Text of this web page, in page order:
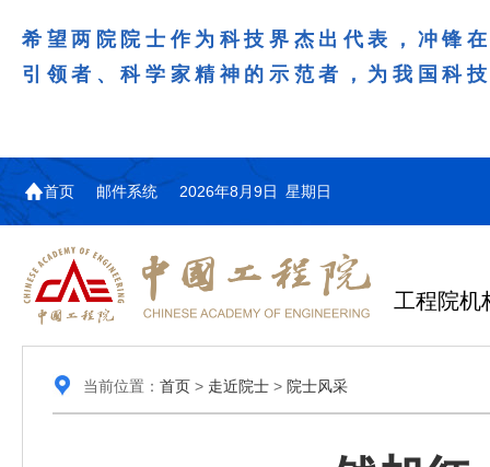
希望两院院士作为科技界杰出代表，冲锋
引领者、科学家精神的示范者，为我国科
首页 邮件系统 2026年8月9日 星期日
工程院机
当前位置： 首页> 走近院士> 院士风采